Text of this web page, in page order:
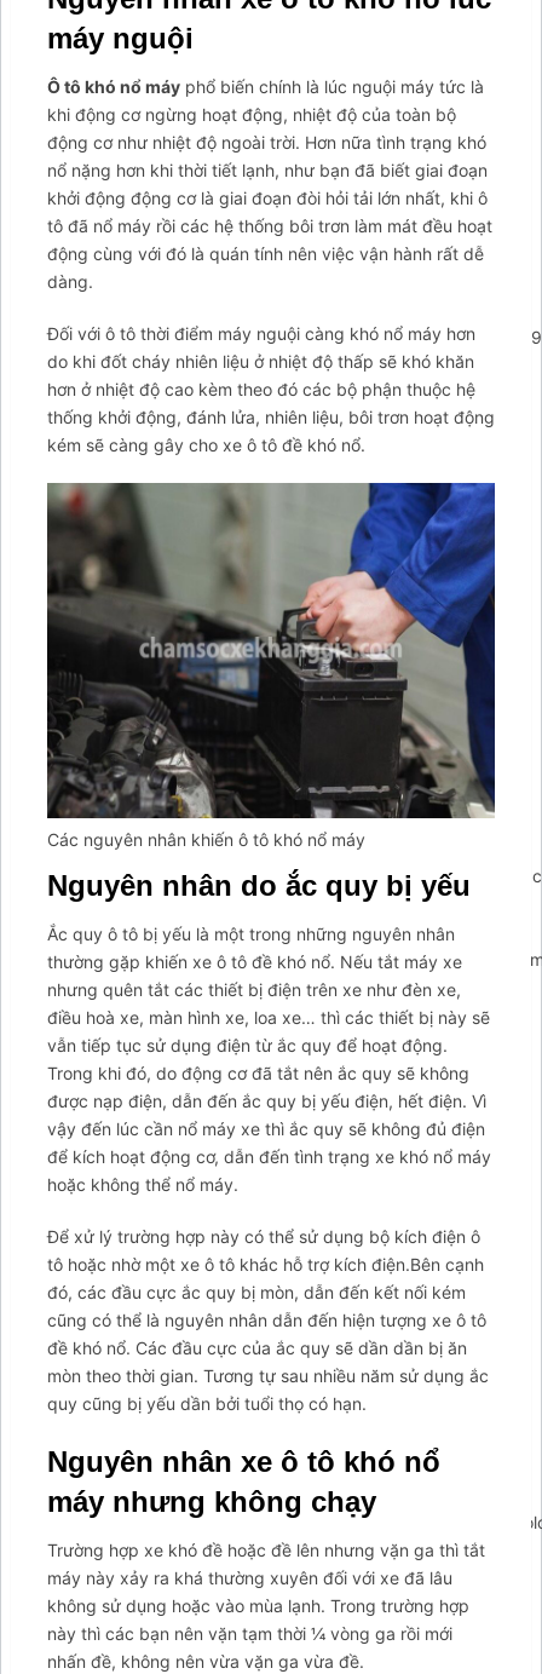
máy nguội
Ô tô khó nổ máyphổ biến chính là lúc nguội máy tức là
khi động cơ ngừng hoạt động, nhiệt độ của toàn bộ
động cơ như nhiệt độ ngoài trời. Hơn nữa tình trạng khó
nổ nặng hơn khi thời tiết lạnh, như bạn đã biết giai đoạn
khởi động động cơ là giai đoạn đòi hỏi tải lớn nhất, khi ô
tô đã nổ máy rồi các hệ thống bôi trơn làm mát đều hoạt
động cùng với đó là quán tính nên việc vận hành rất dễ
dàng.
Đối với ô tô thời điểm máy nguội càng khó nổ máy hơn
do khi đốt cháy nhiên liệu ở nhiệt độ thấp sẽ khó khăn
hơn ở nhiệt độ cao kèm theo đó các bộ phận thuộc hệ
thống khởi động, đánh lửa, nhiên liệu, bôi trơn hoạt động
kém sẽ càng gây cho xe ô tô đề khó nổ.
Các nguyên nhân khiến ô tô khó nổ máy
Nguyên nhân do ắc quy bị yếu
Ắc quy ô tô bị yếu là một trong những nguyên nhân
thường gặp khiến xe ô tô đề khó nổ. Nếu tắt máy xe
nhưng quên tắt các thiết bị điện trên xe như đèn xe,
điều hoà xe, màn hình xe, loa xe… thì các thiết bị này sẽ
vẫn tiếp tục sử dụng điện từ ắc quy để hoạt động.
Trong khi đó, do động cơ đã tắt nên ắc quy sẽ không
được nạp điện, dẫn đến ắc quy bị yếu điện, hết điện. Vì
vậy đến lúc cần nổ máy xe thì ắc quy sẽ không đủ điện
để kích hoạt động cơ, dẫn đến tình trạng xe khó nổ máy
hoặc không thể nổ máy.
Để xử lý trường hợp này có thể sử dụng bộ kích điện ô
tô hoặc nhờ một xe ô tô khác hỗ trợ kích điện.Bên cạnh
đó, các đầu cực ắc quy bị mòn, dẫn đến kết nối kém
cũng có thể là nguyên nhân dẫn đến hiện tượng xe ô tô
đề khó nổ. Các đầu cực của ắc quy sẽ dần dần bị ăn
mòn theo thời gian. Tương tự sau nhiều năm sử dụng ắc
quy cũng bị yếu dần bởi tuổi thọ có hạn.
Nguyên nhân xe ô tô khó nổ
máy nhưng không chạy
Trường hợp xe khó đề hoặc đề lên nhưng vặn ga thì tắt
máy này xảy ra khá thường xuyên đối với xe đã lâu
không sử dụng hoặc vào mùa lạnh. Trong trường hợp
này thì các bạn nên vặn tạm thời ¼ vòng ga rồi mới
nhấn đề, không nên vừa vặn ga vừa đề.
arcItem={};arcItem.id='msg-item-11';arcItem.class='msg-
item-zalo';arcItem.title="Nhắn tin Zalo";arcItem.icon='
';arcItem.includeIconToSlider=true;arcItem.href='https://
arcItem={};arcItem.id='msg-item-
9';arcItem.onClick=function(e)
false;} arcItem.class='msg-item-phone';arcItem.title="Gọi
lại cho tôi";arcItem.icon='
arcItem={};arcItem.id='msg-item-1';arcItem.class='msg-
item-facebook-
messenger';arcItem.title="Messenger";arcItem.icon='